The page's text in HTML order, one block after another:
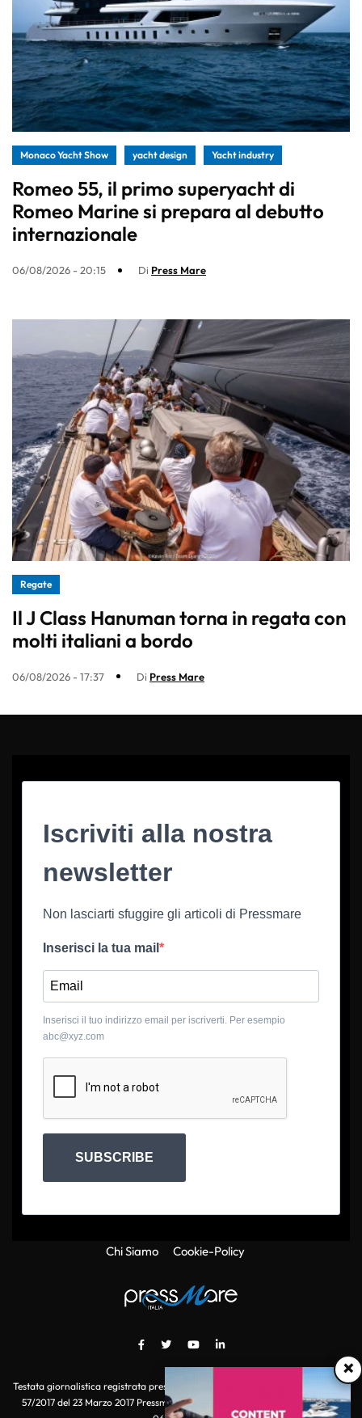
Monaco Yacht Show yacht design Yacht industry
Romeo 55, il primo superyacht di
Romeo Marine si prepara al debutto
internazionale
06/08/2026 - 20:15 Di Press Mare
Regate
Il J Class Hanuman torna in regata con
molti italiani a bordo
06/08/2026 - 17:37 Di Press Mare
×
Iscriviti alla nostra
newsletter
Non lasciarti sfuggire gli articoli di Pressmare
Inserisci la tua mail
Inserisci il tuo indirizzo email per iscriverti. Per esempio
abc@xyz.com
SUBSCRIBE
Chi Siamo Cookie-Policy
Testata giornalistica registrata presso il Tribunale di Roma con autorizzazione
57/2017 del 23 Marzo 2017 Pressmare.it è un marchio di S.P.E.N. Srl - P.IVA